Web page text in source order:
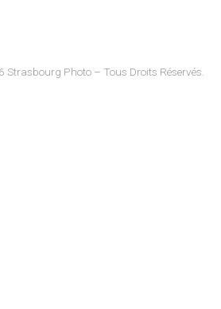
Photo – Tous Droits Réservés.